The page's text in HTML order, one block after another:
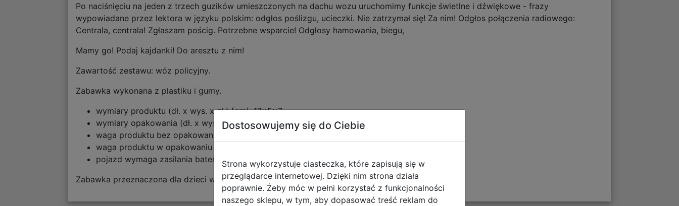
Po naciśnięciu na jeden z trzech guzików umieszczonych na dachu wozu uruchomimy funkcje świetlne i dźwiękowe - frazy
wypowiadane przez lektora w języku polskim: odgłos poślizgu, ucieczki. Nie zatrzymał się! Za nim! Odgłos połączenia radiowego:
Centrala, centrala! Zgłaszam pościg. Potrzebne wsparcie! Odgłosy hamowania, biegu,
Mamy go! Podaj kajdanki! Do aresztu z nim!
Zawartość zestawu: wóz policyjny.
Zabawka wykonana z plastiku i gumy.
wymiary produktu (dł. x wys. x gł.) [cm]: 17x5x7,
wymiary opakowania (dł. x wys. x gł.) [cm]: 21x11x8,
waga produktu bez opakowania [kg]: 0,08 kg,
waga produktu w opakowaniu [kg]: 0,15 kg,
pojazd wymaga zasilania bateriami 3 x AG13- załączono do zestawu.
Zabawka przeznaczona dla dzieci wieku: 3+
Dostosowujemy się do Ciebie
Strona wykorzystuje ciasteczka, które zapisują się w
przeglądarce internetowej. Dzięki nim strona działa
poprawnie. Żeby móc w pełni korzystać z funkcjonalności
naszego sklepu, w tym, aby dopasować treść reklam do